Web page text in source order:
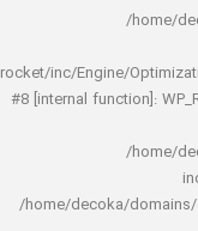
rocket/inc/
#8 [internal
/home/